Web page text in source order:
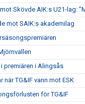
Skövde AIK:s U21-lag:
mot SAIK:s akademilag
premiären i Alingsås
när TG&IF vann mot ESK
för TG&IF